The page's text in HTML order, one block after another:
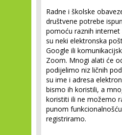
Radne i školske
društvene potrebe
pomoću raznih
su neki elektronska
Google ili
Zoom. Mnogi alati će
podijelimo niz ličnih
su ime i adresa
bismo ih koristili, a
koristiti ili ne možemo
punom
registriramo.